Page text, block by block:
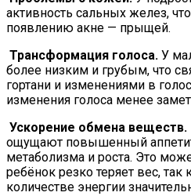
активность сальных желез,
появлению акне — прыщей.
Трансформация голоса. У
более низким и грубым, что
гортани и изменениями в
изменения голоса менее
Ускорение обмена веществ.
ощущают повышенный
метаболизма и роста. Это
ребёнок резко теряет вес, так
количестве энергии